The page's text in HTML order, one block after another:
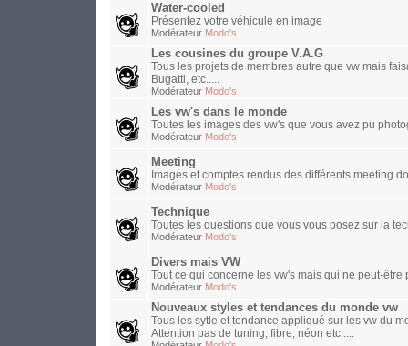
Water-cooled
Présentez votre véhicule en image
Modérateur Modo's
Les cousines du groupe V.A.G
Tous les projets de membres autre que vw mais
Bugatti, etc.....
Modérateur Modo's
Les vw's dans le monde
Toutes les images des vw's que vous avez pu
Modérateur Modo's
Meeting
Images et comptes rendus des différents meeting
Modérateur Modo's
Technique
Toutes les questions que vous vous posez sur la
Modérateur Modo's
Divers mais VW
Tout ce qui concerne les vw's mais qui ne peut-
Modérateur Modo's
Nouveaux styles et tendances du monde vw
Tous les sytle et tendance appliqué sur les vw du
Attention pas de tuning, fibre, néon etc.....